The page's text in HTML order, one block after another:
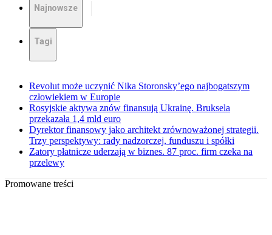
Najnowsze
Tagi
Revolut może uczynić Nika Storonsky’ego najbogatszym
człowiekiem w Europie
Rosyjskie aktywa znów finansują Ukrainę. Bruksela
przekazała 1,4 mld euro
Dyrektor finansowy jako architekt zrównoważonej strategii.
Trzy perspektywy: rady nadzorczej, funduszu i spółki
Zatory płatnicze uderzają w biznes. 87 proc. firm czeka na
przelewy
Promowane treści